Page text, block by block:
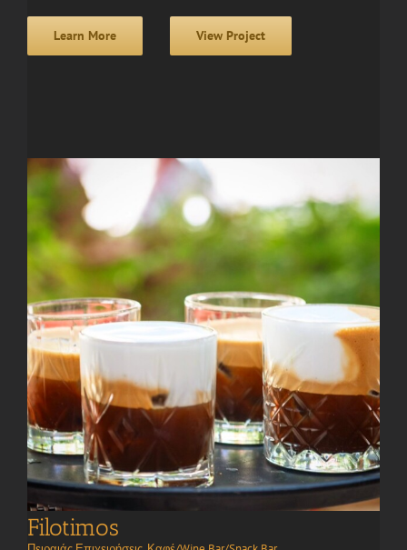
Learn More View Project
Filotimos